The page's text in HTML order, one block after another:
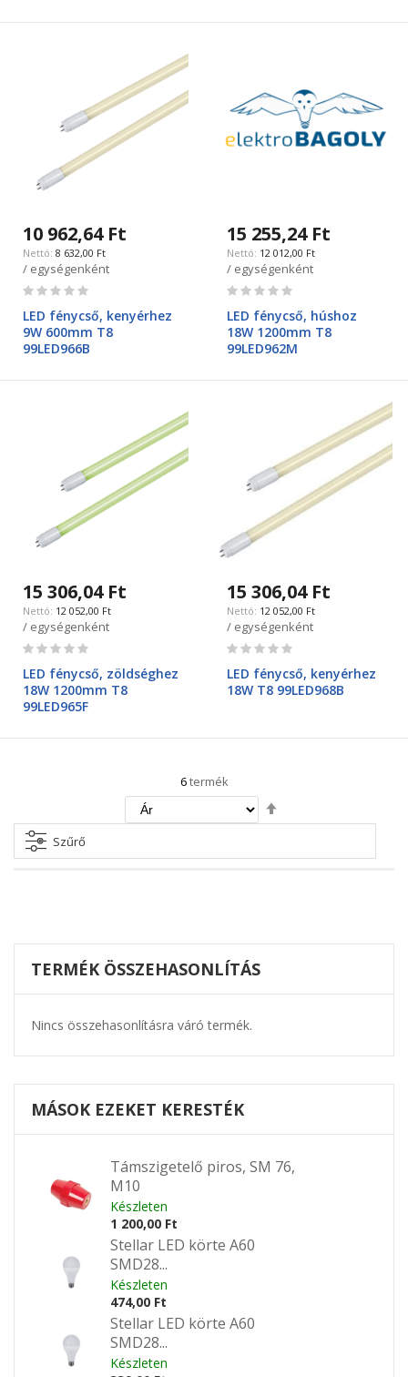
10 962,64 Ft
8 632,00 Ft
/ egységenként
Rating:
LED fénycső, kenyérhez
9W 600mm T8
99LED966B
15 255,24 Ft
12 012,00 Ft
/ egységenként
Rating:
LED fénycső, húshoz
18W 1200mm T8
99LED962M
15 306,04 Ft
12 052,00 Ft
/ egységenként
Rating:
LED fénycső, zöldséghez
18W 1200mm T8
99LED965F
15 306,04 Ft
12 052,00 Ft
/ egységenként
Rating:
LED fénycső, kenyérhez
18W T8 99LED968B
6termék
irány
Szűrő
TERMÉK ÖSSZEHASONLÍTÁS
Nincs összehasonlításra váró termék.
MÁSOK EZEKET KERESTÉK
Támszigetelő piros, SM 76,
M10
Készleten
1 200,00 Ft
Stellar LED körte A60
SMD28...
Készleten
474,00 Ft
Stellar LED körte A60
SMD28...
Készleten